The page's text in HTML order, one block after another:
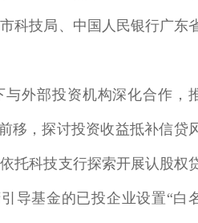
科技局、中国人民银行广东
外部投资机构深化合作，
移，探讨投资收益抵补信贷
托科技支行探索开展认股权
导基金的已投企业设置“白